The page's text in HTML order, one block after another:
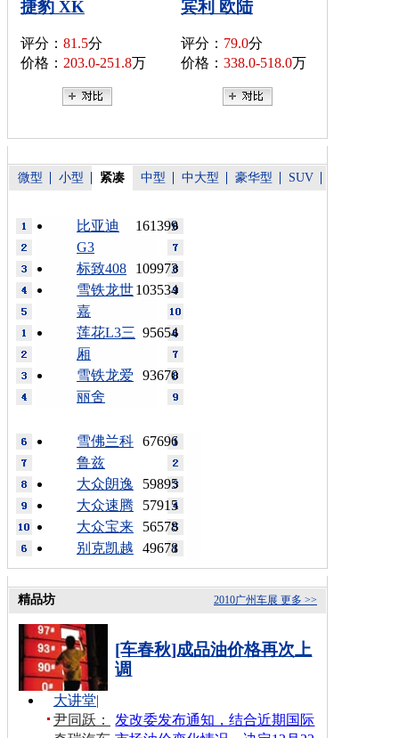
捷豹 XK
评分： 81.5分
价格： 203.0-251.8万
宾利 欧陆
评分： 79.0分
价格： 338.0-518.0万
微型 小型 紧凑 中型 中大型 豪华型 SUV
161399
比亚迪
G3
109973
标致408
103534
雪铁龙世
嘉
95654
莲花L3三
厢
93670
雪铁龙爱
丽舍
67696
雪佛兰科
鲁兹
59895
大众朗逸
57915
大众速腾
56578
大众宝来
49678
别克凯越
更多 >>
2010广州车展
精品坊
[车春秋]成品油价格再次上
调
发改委发布通知，结合近期国际
大讲堂|
尹同跃：